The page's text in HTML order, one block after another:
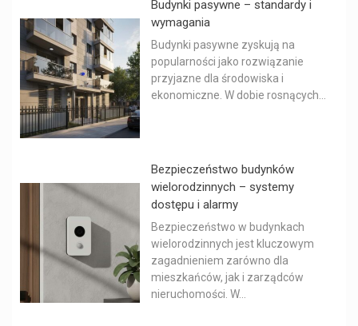
Budynki pasywne – standardy i
wymagania
Budynki pasywne zyskują na
popularności jako rozwiązanie
przyjazne dla środowiska i
ekonomiczne. W dobie rosnących...
Bezpieczeństwo budynków
wielorodzinnych – systemy
dostępu i alarmy
Bezpieczeństwo w budynkach
wielorodzinnych jest kluczowym
zagadnieniem zarówno dla
mieszkańców, jak i zarządców
nieruchomości. W...